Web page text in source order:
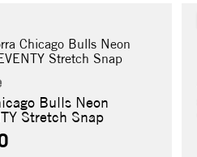
Bulls Neon
Stretch Snap